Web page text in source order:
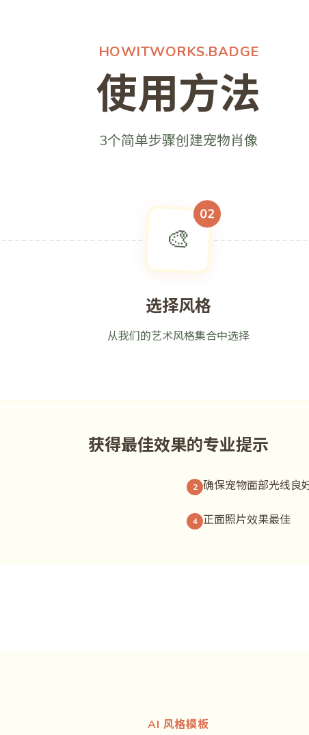
HOWITWORKS.BADGE
使用方法
3个简单步骤创建宠物肖像
🎨
02
选择风格
从我们的艺术风格集合中选择
获得最佳效果的专业提示
2 确保宠物面部光线良
4 正面照片效果最佳
AI 风格模板